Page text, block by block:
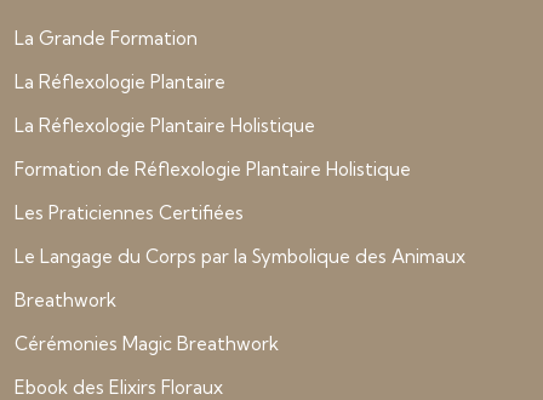
La Grande Formation
La Réflexologie Plantaire
La Réflexologie Plantaire Holistique
Formation de Réflexologie Plantaire Holistique
Les Praticiennes Certifiées
Le Langage du Corps par la Symbolique des Animaux
Breathwork
Cérémonies Magic Breathwork
Ebook des Elixirs Floraux